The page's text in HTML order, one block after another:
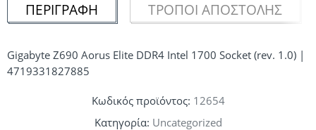
ΠΕΡΙΓΡΑΦΉ ΤΡΌΠΟΙ ΑΠΟΣΤΟΛΉΣ
Gigabyte Z690 Aorus Elite DDR4 Intel 1700 Socket (rev. 1.0) |
4719331827885
Κωδικός προϊόντος: 12654
Κατηγορία: Uncategorized